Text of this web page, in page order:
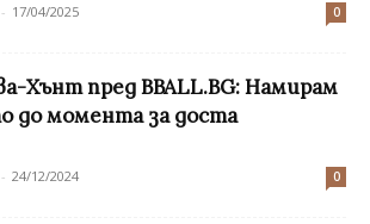
- 17/04/2025 0
Хънт пред BBALL.BG: Намирам
до момента за доста
- 24/12/2024 0